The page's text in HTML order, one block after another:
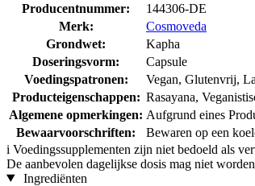
Producentnummer:
144306-DE
Merk:
Cosmoveda
Grondwet:
Kapha
Doseringsvorm:
Capsule
Voedingspatronen:
Vegan, Glutenvrij,
Producteigenschappen: Rasayana,
Algemene opmerkingen: Aufgrund eines
Bewaarvoorschriften:
Bewaren op een
i Voedingssupplementen zijn niet bedoeld als
De aanbevolen dagelijkse dosis mag niet
Ingrediënten